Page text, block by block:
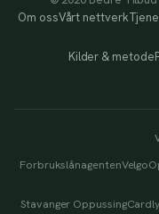
Om ossVårt nettverk
Kilder & metode
ForbrukslånagentenVelgo
Stavanger OppussingCardly